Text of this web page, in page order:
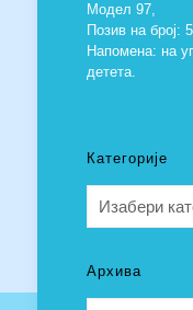
Модел 97,
Позив на број:
Напомена: на
детета.
Категорије
Архива